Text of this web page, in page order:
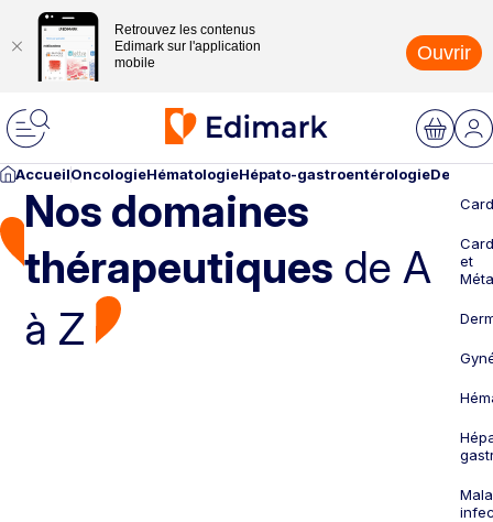
Retrouvez les contenus
Edimark sur l'application
mobile
Ouvrir
AccueilOncologieHématologieHépato-gastroentérologie
Nos domaines
thérapeutiques de A
à Z
et